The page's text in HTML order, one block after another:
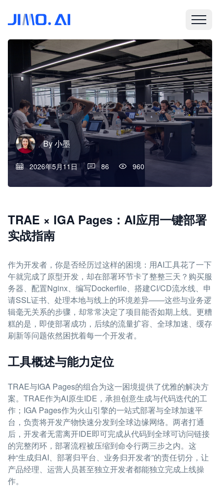
By小墨
2026年5月11日 86 960
TRAE × IGA Pages：AI应用一键部署
实战指南
作为开发者，你是否经历过这样的困境：用AI工具花了一下
午就完成了原型开发，却在部署环节卡了整整三天？购买服
务器、配置Nginx、编写Dockerfile、搭建CI/CD流水线、申
请SSL证书、处理本地与线上的环境差异——这些与业务逻
辑毫无关系的步骤，却常常决定了项目能否如期上线。更糟
糕的是，即使部署成功，后续的流量扩容、全球加速、缓存
刷新等问题依然困扰着每一个开发者。
工具概述与能力定位
TRAE与IGA Pages的组合为这一困境提供了优雅的解决方
案。TRAE作为AI原生IDE，承担创意生成与代码迭代的工
作；IGA Pages作为火山引擎的一站式部署与全球加速平
台，负责将开发产物快速分发到全球边缘网络。两者打通
后，开发者无需离开IDE即可完成从代码到全球可访问链接
的完整闭环，部署流程被压缩到命令行两三步之内。这
种“生成归AI、部署归平台、业务归开发者”的责任切分，让
产品经理、运营人员甚至独立开发者都能独立完成上线操
作。